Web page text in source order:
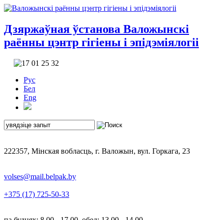
Дзяржаўная ўстанова Валожынскі
раённы цэнтр гігіены і эпідэміялогіі
Рус
Бел
Eng
222357, Мінская вобласць, г. Валожын, вул. Горкага, 23
volses@mail.belpak.by
+375 (17) 725-50-33